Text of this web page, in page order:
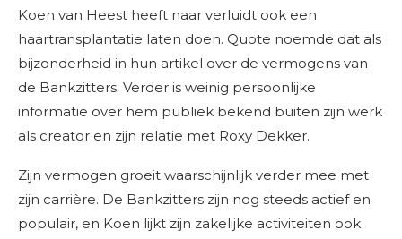
Koen van Heest heeft naar verluidt ook een
haartransplantatie laten doen. Quote noemde dat als
bijzonderheid in hun artikel over de vermogens van
de Bankzitters. Verder is weinig persoonlijke
informatie over hem publiek bekend buiten zijn werk
als creator en zijn relatie met Roxy Dekker.
Zijn vermogen groeit waarschijnlijk verder mee met
zijn carrière. De Bankzitters zijn nog steeds actief en
populair, en Koen lijkt zijn zakelijke activiteiten ook